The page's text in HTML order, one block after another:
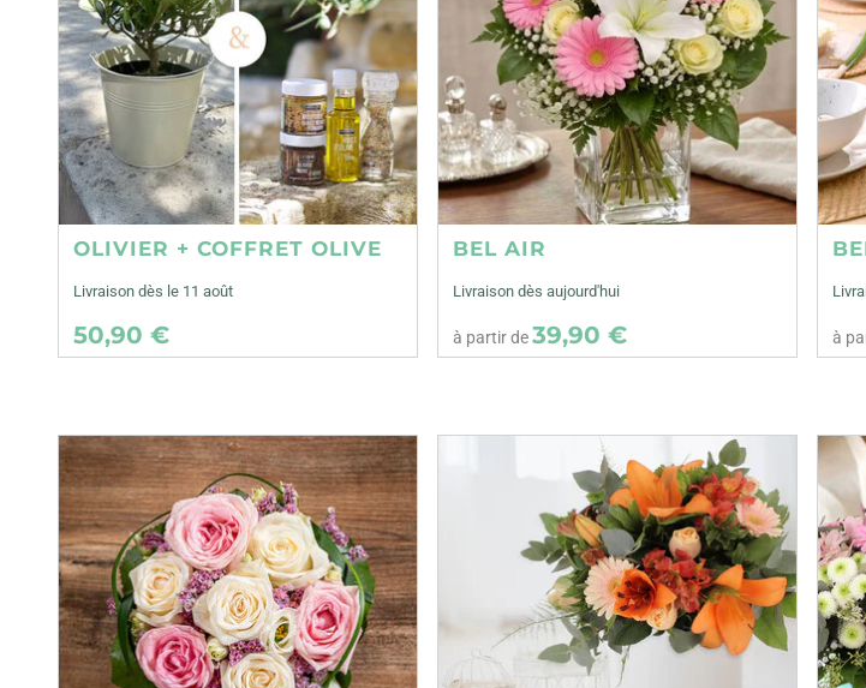
OLIVIER + COFFRET OLIVE
Livraison dès le 11 août
50,90 €
BEL AIR
Livraison dès aujourd'hui
à partir de39,90 € à